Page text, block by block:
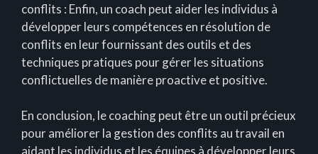
conflits : Enfin, un coach peut aider les individus à
développer leurs compétences en résolution de
conflits en leur fournissant des outils et des
techniques pratiques pour gérer les situations
conflictuelles de manière proactive et positive.
En conclusion, le coaching peut être un outil précieux
pour améliorer la gestion des conflits au travail en
aidant les individus et les équipes à développer leurs